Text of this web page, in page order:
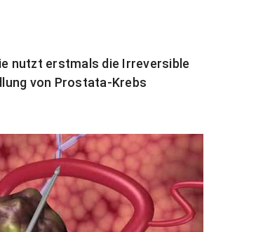
nutzt erstmals die Irreversible
von Prostata-Krebs